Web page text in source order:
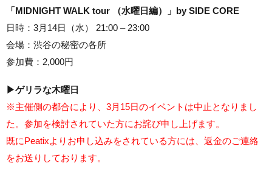
「MIDNIGHT WALK tour （水曜日編）」by SIDE CORE
日時：3月14日（水） 21:00 – 23:00
会場：渋谷の秘密の各所
参加費：2,000円
▶︎ゲリラな木曜日
※主催側の都合により、3月15日のイベントは中止となりまし
た。参加を検討されていた方にお詫び申し上げます。
既にPeatixよりお申し込みをされている方には、返金のご連絡
をお送りしております。